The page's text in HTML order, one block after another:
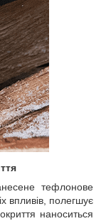
тефлонове
впливів, полегшує
наноситься